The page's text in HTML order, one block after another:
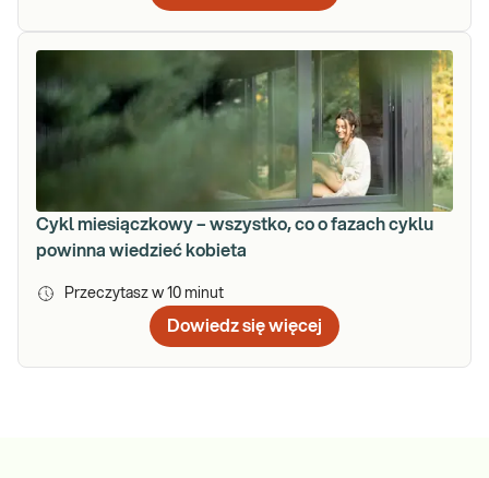
Cykl miesiączkowy – wszystko, co o fazach cyklu
powinna wiedzieć kobieta
Przeczytasz w 10 minut
Dowiedz się więcej